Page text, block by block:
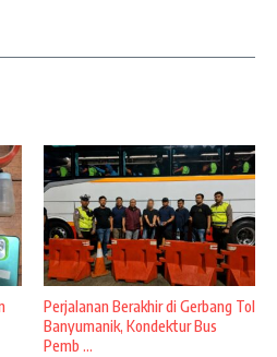
Perjalanan Berakhir di Gerbang Tol
Banyumanik, Kondektur Bus
Pemb ...